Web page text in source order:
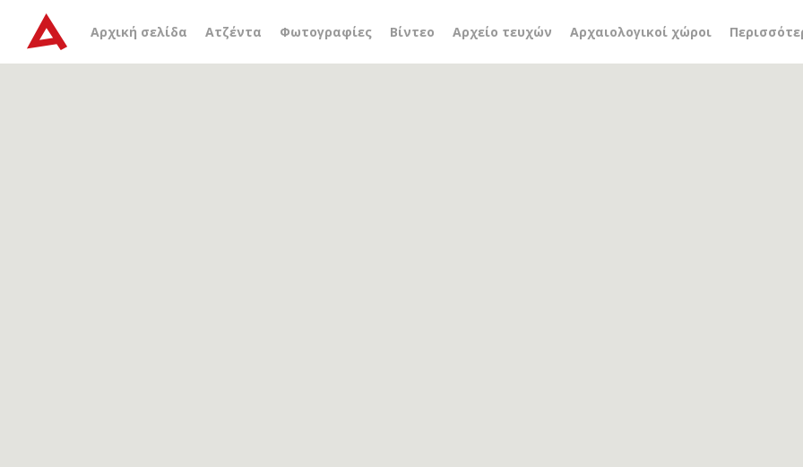
Αρχική σελίδα Ατζέντα Φωτογραφίες Βίντεο Αρχείο τευχών Αρχαιολογικοί χώροι
Αρχείο ετικέτας Νίκος Γιγουρτάκης